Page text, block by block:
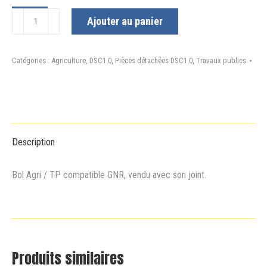
quantité
Bol
Ajouter au panier
Catégories : Agriculture, DSC1.0, Pièces détachées DSC1.0, Travaux publics
Description
Bol Agri / TP compatible GNR, vendu avec son joint.
Produits similaires